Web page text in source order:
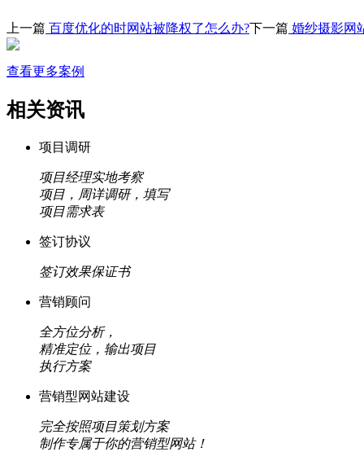
上一篇 百度优化的时网站被降权了怎么办?下一篇 婚纱摄影网
查看更多案例
相关资讯
项目调研
项目经理实地考察
项目，周详调研，填写
项目需求表
签订协议
签订效果保证书
营销顾问
全方位分析，
精准定位，输出项目
执行方案
营销型网站建设
完全按照项目策划方案
制作专属于你的营销型网站！